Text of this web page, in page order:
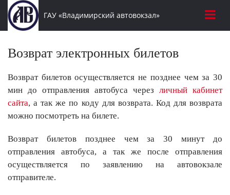
ГАУ «Владимирский автовокзал»
Возврат электронных билетов
Возврат билетов осуществляется не позднее чем за 30
мин до отправления автобуса через личный кабинет
сайта, а так же по коду для возврата. Код для возврата
можно посмотреть на билете.
Возврат билетов позднее чем за 30 минут до
отправления автобуса, а так же после отправления
осуществляется по заявлению на автовокзале
отправителе.